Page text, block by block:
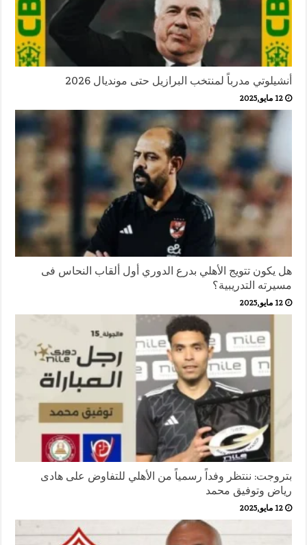
أنشيلوتي مدرباً لمنتخب البرازيل حتى مونديال 2026
12 مايو,2025
هل يكون تتويج الأهلي بدرع الدوري أول ألقاب النحاس فى
مسيرته التدريبية؟
12 مايو,2025
بتروجت: ننتظر وفداً رسمياً من الأهلي للتفاوض على هادى
رياض وتوفيق محمد
12 مايو,2025